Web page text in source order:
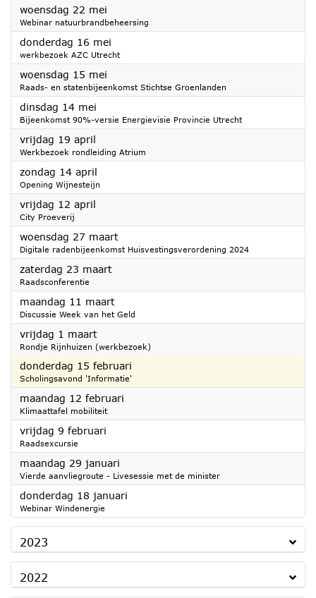
woensdag 22 mei
Webinar natuurbrandbeheersing
donderdag 16 mei
werkbezoek AZC Utrecht
woensdag 15 mei
Raads- en statenbijeenkomst Stichtse Groenlanden
dinsdag 14 mei
Bijeenkomst 90%-versie Energievisie Provincie Utrecht
vrijdag 19 april
Werkbezoek rondleiding Atrium
zondag 14 april
Opening Wijnesteijn
vrijdag 12 april
City Proeverij
woensdag 27 maart2024
Digitale radenbijeenkomst Huisvestingsverordening 2024
zaterdag 23 maart2024
Raadsconferentie
maandag 11 maart2024
Discussie Week van het Geld
vrijdag 1 maart2024
Rondje Rijnhuizen (werkbezoek)
donderdag 15 februari
Scholingsavond 'Informatie'
maandag 12 februari
Klimaattafel mobiliteit
vrijdag 9 februari
Raadsexcursie
maandag 29 januari
Vierde aanvliegroute - Livesessie met de minister
donderdag 18 januari
Webinar Windenergie
2023
2022